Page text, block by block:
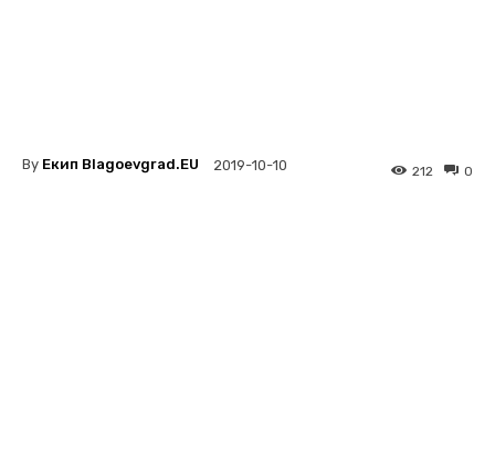
By Екип Blagoevgrad.EU 2019-10-10 0
212